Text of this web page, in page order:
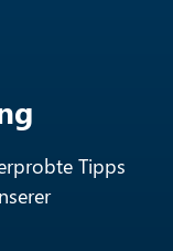
Tipps